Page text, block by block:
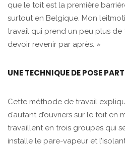
que le toit est la première
surtout en Belgique. Mon
travail qui prend un peu plus de
devoir revenir par après. »
UNE TECHNIQUE DE POSE
Cette méthode de travail
d’autant d’ouvriers sur le toit en
travaillent en trois groupes qui
installe le pare-vapeur et